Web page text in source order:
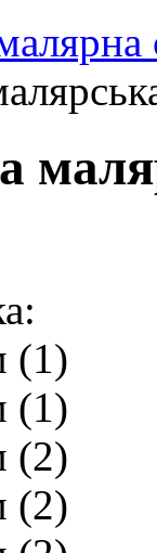
(1)
(1)
(2)
(2)